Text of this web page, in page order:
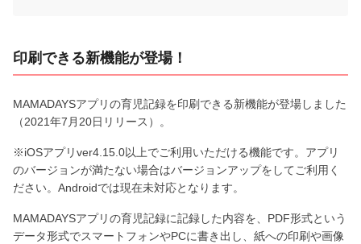
印刷できる新機能が登場！
MAMADAYSアプリの育児記録を印刷できる新機能が登場しました
（2021年7月20日リリース）。
※iOSアプリver4.15.0以上でご利用いただける機能です。アプリ
のバージョンが満たない場合はバージョンアップをしてご利用く
ださい。Androidでは現在未対応となります。
MAMADAYSアプリの育児記録に記録した内容を、PDF形式という
データ形式でスマートフォンやPCに書き出し、紙への印刷や画像